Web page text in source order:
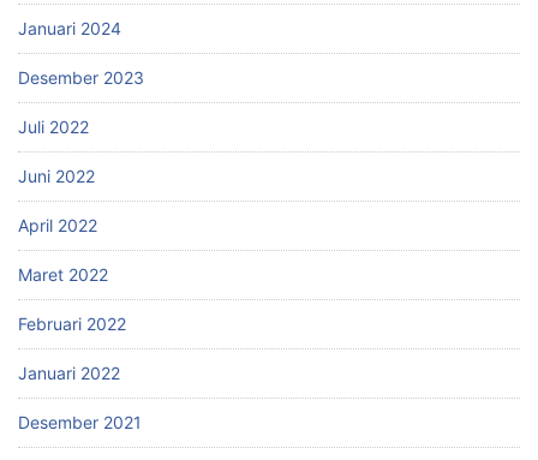
Januari 2024
Desember 2023
Juli 2022
Juni 2022
April 2022
Maret 2022
Februari 2022
Januari 2022
Desember 2021